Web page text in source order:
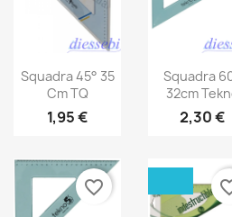
Squadra 45° 35
Cm TQ
1,95 €
Squadra
32cm
2,30 €
favorite_border